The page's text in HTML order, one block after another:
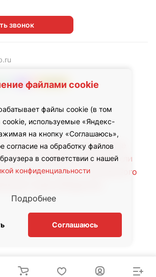
файлами cookie
файлы cookie (в том
cookie, используемые «Яндекс-
на кнопку «Соглашаюсь»,
согласие на обработку файлов
в соответствии с нашей
конфиденциальности
Подробнее
Соглашаюсь
звонок
либо копирование
сайта, элементов дизайна или
лишь с письменного